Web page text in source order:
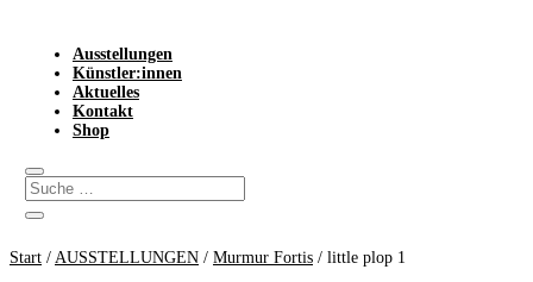
Ausstellungen
Künstler:innen
Aktuelles
Kontakt
Shop
Start / AUSSTELLUNGEN / Murmur Fortis / little plop 1